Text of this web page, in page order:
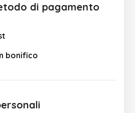
di pagamento
bonifico